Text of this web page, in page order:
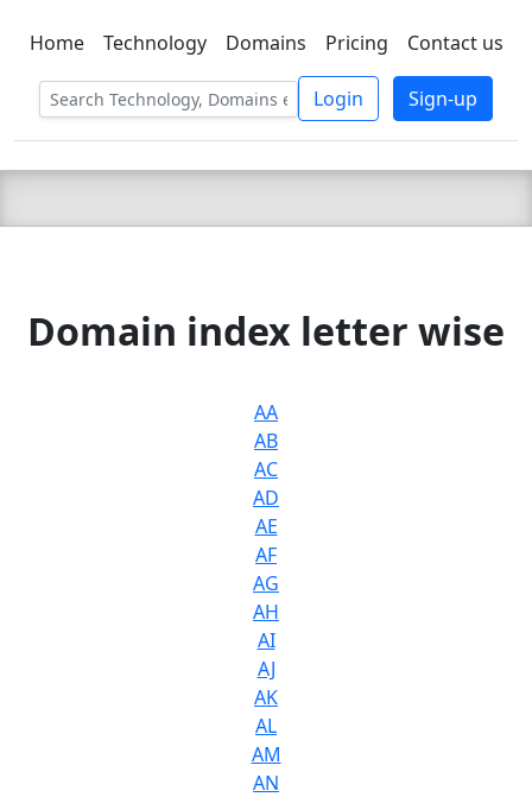
C LIEN TSBEE
Home Technology Domains Pricing Contact us
Login Sign-up
Domain index letter wise
AA
AB
AC
AD
AE
AF
AG
AH
AI
AJ
AK
AL
AM
AN